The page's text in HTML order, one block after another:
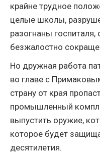
крайне трудное
целые школы,
разогнаны
безжалостно
Но дружная работа
во главе с
страну от края
промышленный
выпустить оружие,
которое будет
десятилетия.